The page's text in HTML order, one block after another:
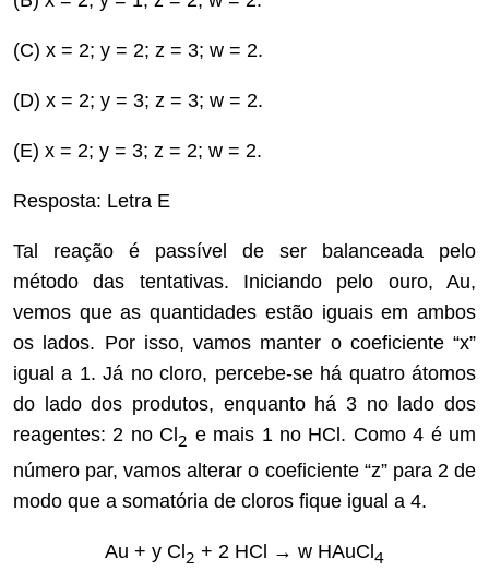
(C) x = 2; y = 2; z = 3; w = 2.
(D) x = 2; y = 3; z = 3; w = 2.
(E) x = 2; y = 3; z = 2; w = 2.
Resposta: Letra E
Tal reação é passível de ser balanceada pelo
método das tentativas. Iniciando pelo ouro, Au,
vemos que as quantidades estão iguais em ambos
os lados. Por isso, vamos manter o coeficiente “x”
igual a 1. Já no cloro, percebe-se há quatro átomos
do lado dos produtos, enquanto há 3 no lado dos
reagentes: 2 no Cl 2 e mais 1 no HCl. Como 4 é um
número par, vamos alterar o coeficiente “z” para 2 de
modo que a somatória de cloros fique igual a 4.
Au + y Cl 2 + 2 HCl → w HAuCl 4